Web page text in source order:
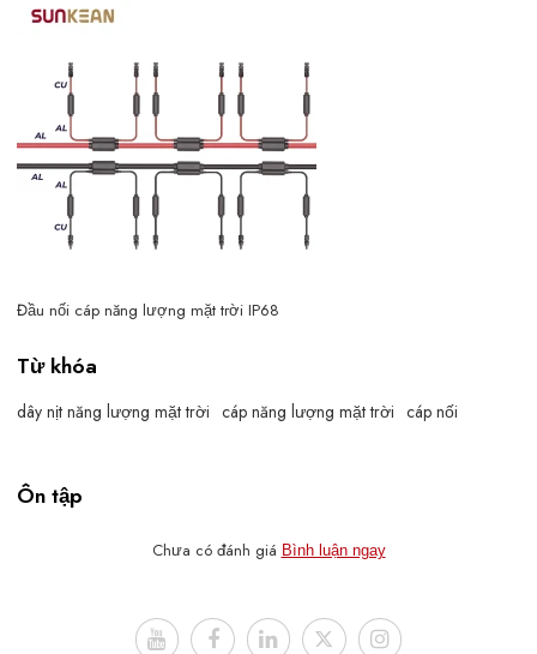
Đầu nối cáp năng lượng mặt trời IP68
Từ khóa
dây nịt năng lượng mặt trời cáp năng lượng mặt trời cáp nối
Ôn tập
Chưa có đánh giá Bình luận ngay